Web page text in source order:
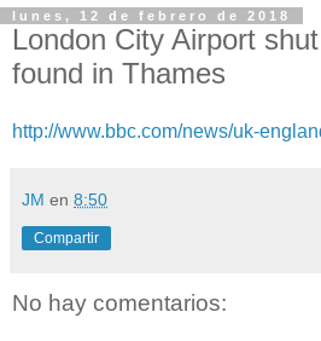
lunes, 12 de febrero de 2018
London City Airport
found in Thames
http://www.bbc.com/news/uk-
JM en 8:50
Compartir
No hay comentarios: